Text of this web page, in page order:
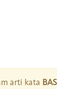
arti kata